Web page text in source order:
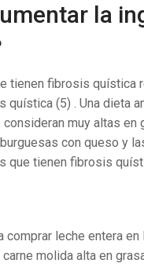
la
tienen fibrosis quística
quística (5) . Una dieta
muy altas
con queso y
que tienen fibrosis
comprar leche entera
molida alta en